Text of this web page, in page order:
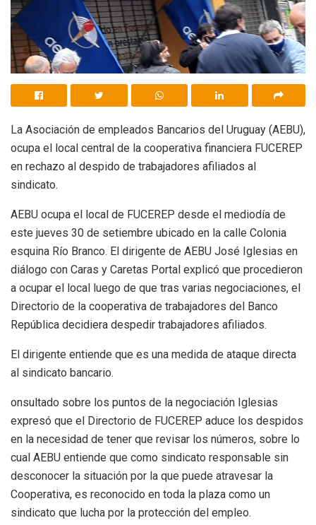
La Asociación de empleados Bancarios del Uruguay (AEBU),
ocupa el local central de la cooperativa financiera FUCEREP
en rechazo al despido de trabajadores afiliados al
sindicato.
AEBU ocupa el local de FUCEREP desde el mediodía de
este jueves 30 de setiembre ubicado en la calle Colonia
esquina Río Branco. El dirigente de AEBU José Iglesias en
diálogo con Caras y Caretas Portal explicó que procedieron
a ocupar el local luego de que tras varias negociaciones, el
Directorio de la cooperativa de trabajadores del Banco
República decidiera despedir trabajadores afiliados.
El dirigente entiende que es una medida de ataque directa
al sindicato bancario.
onsultado sobre los puntos de la negociación Iglesias
expresó que el Directorio de FUCEREP aduce los despidos
en la necesidad de tener que revisar los números, sobre lo
cual AEBU entiende que como sindicato responsable sin
desconocer la situación por la que puede atravesar la
Cooperativa, es reconocido en toda la plaza como un
sindicato que lucha por la protección del empleo.